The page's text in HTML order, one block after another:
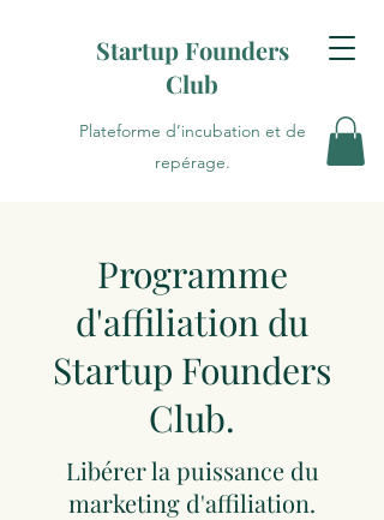
Startup Founders
Club
Plateforme d’incubation et de
repérage.
Programme
d'affiliation du
Startup Founders
Club.
Libérer la puissance du
marketing d'affiliation.